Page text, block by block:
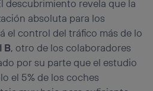
descubrimiento revela que la
absoluta para los
el control del tráfico más de lo
B, otro de los colaboradores
por su parte que el estudio
el 5% de los coches